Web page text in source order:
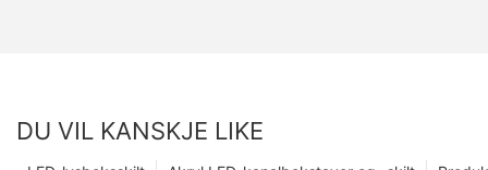
DU VIL KANSKJE LIKE